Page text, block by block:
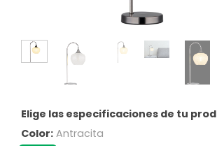
Elige las especificaciones de tu
Color: Antracita